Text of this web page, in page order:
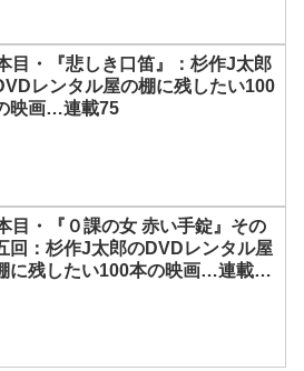
目・『悲しき口笛』：杉作J太郎
レンタル屋の棚に残したい100
映画…連載75
目・『０課の女 赤い手錠』その
回：杉作J太郎のDVDレンタル屋
に残したい100本の映画…連載